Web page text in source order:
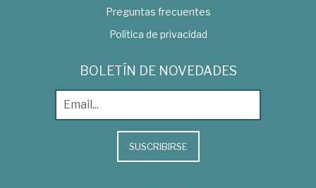
Preguntas frecuentes
Política de privacidad
BOLETÍN DE NOVEDADES
SUSCRIBIRSE